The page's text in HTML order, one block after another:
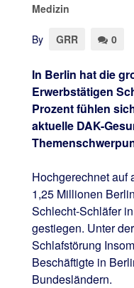
Medizin
By GRR 0
In Berlin hat die
Erwerbstätigen
Prozent fühlen
aktuelle DAK-
Hochgerechnet auf
1,25 Millionen
Schlecht-Schläfer
gestiegen. Unter
Schlafstörung
Beschäftigte in
Bundesländern.